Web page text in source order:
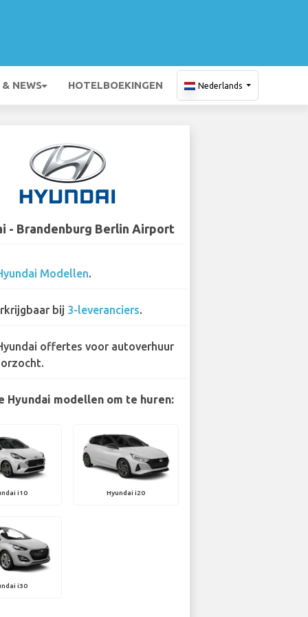
NEWS HOTELBOEKINGEN Nederlands
- Brandenburg Berlin Airport
Modellen.
bij 3-leveranciers.
offertes voor autoverhuur
Hyundai modellen om te huren:
i10 Hyundai i20
i30